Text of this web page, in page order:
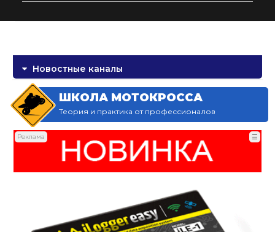
Новостные каналы
ШКОЛА МОТОКРОССА
Теория и практика от профессионалов
Реклама ☰